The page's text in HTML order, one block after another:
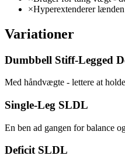
×Hyperextenderer
Variationer
Dumbbell Stiff-Legged
Med håndvægte - lettere at
Single-Leg SLDL
En ben ad gangen for balance
Deficit SLDL